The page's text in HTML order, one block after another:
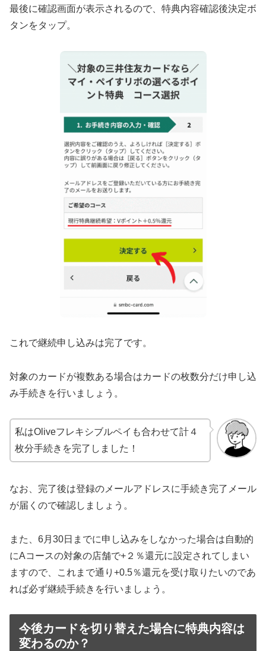
最後に確認画面が表示されるので、特典内容確認後決定ボ
タンをタップ。
これで継続申し込みは完了です。
対象のカードが複数ある場合はカードの枚数分だけ申し込
み手続きを行いましょう。
私はOliveフレキシブルペイも合わせて計４
枚分手続きを完了しました！
なお、完了後は登録のメールアドレスに手続き完了メール
が届くので確認しましょう。
また、6月30日までに申し込みをしなかった場合は自動的
にAコースの対象の店舗で+２％還元に設定されてしまい
ますので、これまで通り+0.5％還元を受け取りたいのであ
れば必ず継続手続きを行いましょう。
今後カードを切り替えた場合に特典内容は
変わるのか？